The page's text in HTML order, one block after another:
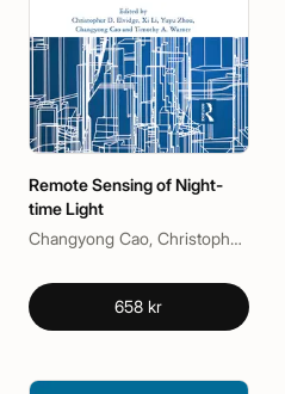
Remote Sensing of Night-
time Light
Changyong Cao, Christopher Elvidge, Timothy A. Warner, Xi Li, Yuyu zhou
658 kr